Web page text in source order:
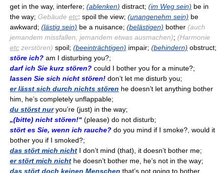
get in the way, interfere; (ablenken) distract; (im Weg sein) be in
the way; Gebäude etc: spoil the view; (unangenehm sein) be
awkward; (lästig sein) be a nuisance; (belästigen) bother (auch
jemandem missfallen, jemandem etwas ausmachen); (Harmonie
etc zerstören) spoil; (beeinträchtigen) impair; (behindern) obstruct;
störe ich? am I disturbing you?;
darf ich Sie kurz stören? could I bother you for a minute?;
lassen Sie sich nicht stören! don’t let me disturb you;
er lässt sich durch nichts stören he doesn’t let anything bother
him, he’s completely unflappable;
du störst nuryou’re (just) in the way;
„(bitte) nicht stören!“ (please) do not disturb;
stört es Sie, wenn ich rauche? do you mind if I smoke?, would it
bother you if I smoked?;
das stört mich nicht I don’t mind (that), it doesn’t bother me;
er stört mich nicht he doesn’t bother me, he’s not in the way;
das stört doch keinen Menschen that’s not going to bother